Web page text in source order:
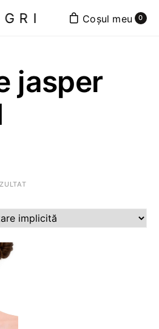
GRI 0
jasper